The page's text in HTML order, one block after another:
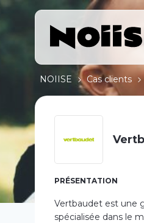
NOIISE Cas clients
PRÉSENTATION
Vertbaudet est une
spécialisée dans le